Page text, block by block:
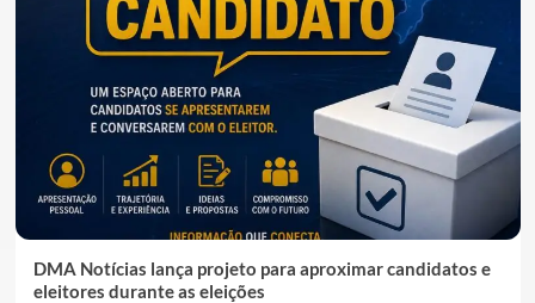
DMA Notícias lança projeto para aproximar candidatos e
eleitores durante as eleições